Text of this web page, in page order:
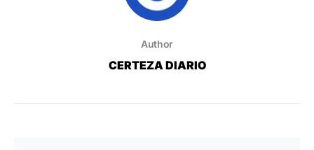
Author
CERTEZA DIARIO